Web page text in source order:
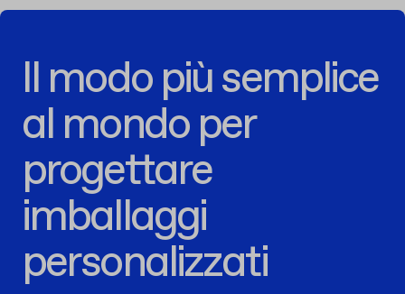
Il modo più semplice
al mondo per
progettare
imballaggi
personalizzati